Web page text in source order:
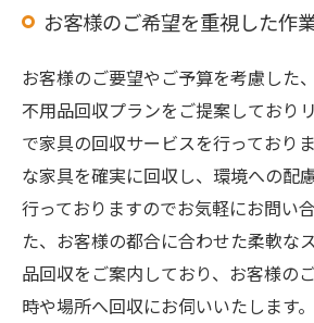
お客様のご希望を重視した作
お客様のご要望やご予算を考慮した
不用品回収プランをご提案しており
で家具の回収サービスを行っており
な家具を確実に回収し、環境への配
行っておりますのでお気軽にお問い
た、お客様の都合に合わせた柔軟な
品回収をご案内しており、お客様の
時や場所へ回収にお伺いいたします